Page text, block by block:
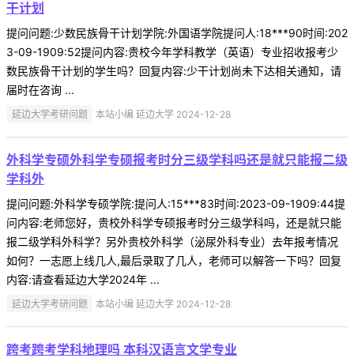
干计划
提问问题:少数民族骨干计划学院:外国语学院提问人:18***90时间:202
3-09-1909:52提问内容:贵校今年学科教学（英语）专业招收报考少
数民族骨干计划的学生吗？回复内容:少干计划尚未下达相关通知，请
届时在咨询 ...
延边大学考研问题 本站小编 延边大学 2024-12-28
外科学专硕外科学专硕报考时分三级学科吗还是就只能报二级
学科外
提问问题:外科学专硕学院:提问人:15***83时间:2023-09-1909:44提
问内容:老师您好，贵校外科学专硕报考时分三级学科吗，还是就只能
报二级学科外科学？另外贵校外科学（泌尿外科专业）去年报考情况
如何？一志愿上线几人,最后录取了几人，老师可以解答一下吗？回复
内容:请查看延边大学2024年 ...
延边大学考研问题 本站小编 延边大学 2024-12-28
跨考跨考学科地理吗 本科汉语言文学专业